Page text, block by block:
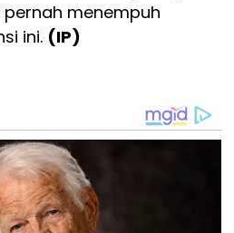
menempuh
ini. (IP)